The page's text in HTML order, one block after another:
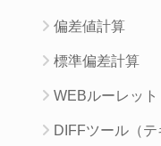
偏差値計算
標準偏差計算
WEBルーレット
DIFFツール（テ